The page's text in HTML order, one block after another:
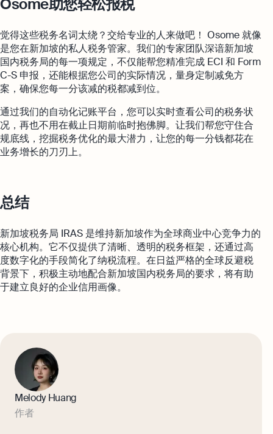
Osome助您轻松报税
觉得这些税务名词太绕？交给专业的人来做吧！ Osome 就像
是您在新加坡的私人税务管家。我们的专家团队深谙新加坡
国内税务局的每一项规定，不仅能帮您精准完成 ECI 和 Form
C-S 申报，还能根据您公司的实际情况，量身定制减免方
案，确保您每一分该减的税都减到位。
通过我们的自动化记账平台，您可以实时查看公司的税务状
况，再也不用在截止日期前临时抱佛脚。让我们帮您守住合
规底线，挖掘税务优化的最大潜力，让您的每一分钱都花在
业务增长的刀刃上。
总结
新加坡税务局 IRAS 是维持新加坡作为全球商业中心竞争力的
核心机构。它不仅提供了清晰、透明的税务框架，还通过高
度数字化的手段简化了纳税流程。在日益严格的全球反避税
背景下，积极主动地配合新加坡国内税务局的要求，将有助
于建立良好的企业信用画像。
Melody Huang
作者